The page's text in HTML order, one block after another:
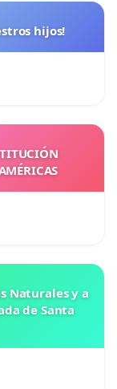
hijos!
Naturales y a
de Santa